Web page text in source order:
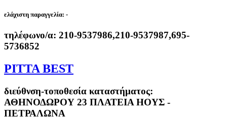
ελάχιστη παραγγελία: -
τηλέφωνο/α: 210-9537986,210-9537987,695-
5736852
PITTA BEST
διεύθνση-τοποθεσία καταστήματος:
ΑΘΗΝΟΔΩΡΟΥ 23 ΠΛΑΤΕΙΑ ΗΟΥΣ -
ΠΕΤΡΑΛΩΝΑ